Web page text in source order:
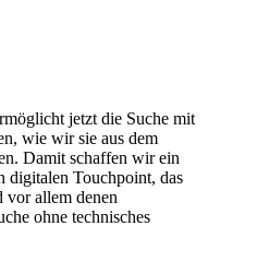
jetzt die Suche mit
wie wir sie aus dem
Damit schaffen wir ein
digitalen Touchpoint, das
vor allem denen
ohne technisches